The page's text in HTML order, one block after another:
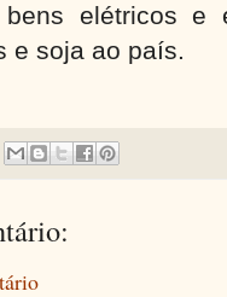
bens elétricos e
e soja ao país.